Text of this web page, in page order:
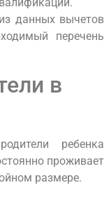
данных вычетов
перечень
в
ребенка
проживает
размере.